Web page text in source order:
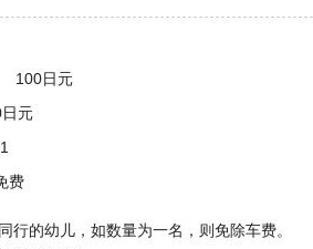
100日元
元
费
行的幼儿，如数量为一名，则免除车费。